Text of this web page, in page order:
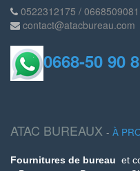
0522312175 / 0668509081
contact@atacbureau.com
0668-50 90
ATAC BUREAUX - À
Fournitures de bureau et